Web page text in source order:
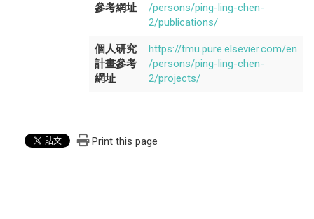
參考網址
/persons/ping-ling-chen-
2/publications/
個人研究
計畫參考
網址
https://tmu.pure.elsevier.com/en
/persons/ping-ling-chen-
2/projects/
Print this page